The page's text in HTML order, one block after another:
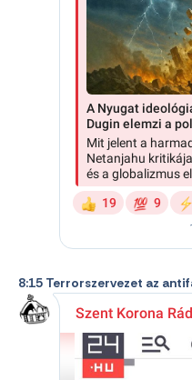
8:15 Terrorszervezet az